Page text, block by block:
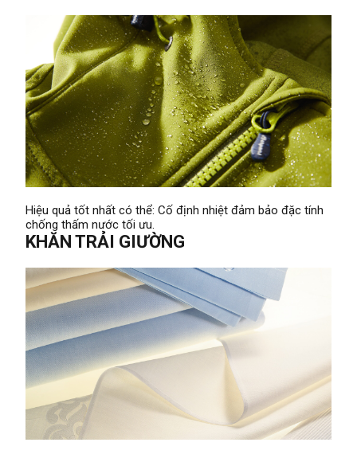
Hiệu quả tốt nhất có thể: Cố định nhiệt đảm bảo đặc tính
chống thấm nước tối ưu.
KHĂN TRẢI GIƯỜNG